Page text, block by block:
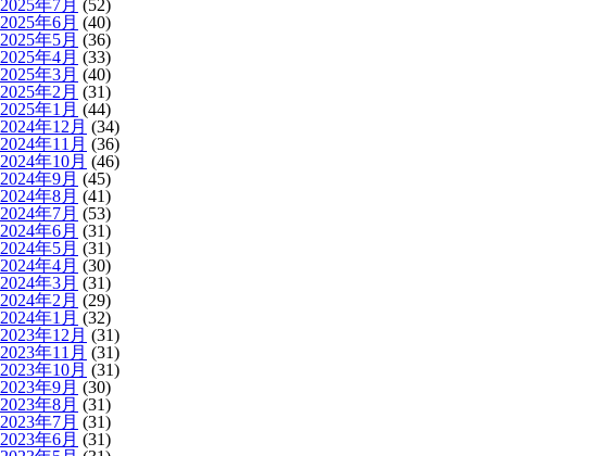
2025年7月 (52)
2025年6月 (40)
2025年5月 (36)
2025年4月 (33)
2025年3月 (40)
2025年2月 (31)
2025年1月 (44)
2024年12月 (34)
2024年11月 (36)
2024年10月 (46)
2024年9月 (45)
2024年8月 (41)
2024年7月 (53)
2024年6月 (31)
2024年5月 (31)
2024年4月 (30)
2024年3月 (31)
2024年2月 (29)
2024年1月 (32)
2023年12月 (31)
2023年11月 (31)
2023年10月 (31)
2023年9月 (30)
2023年8月 (31)
2023年7月 (31)
2023年6月 (31)